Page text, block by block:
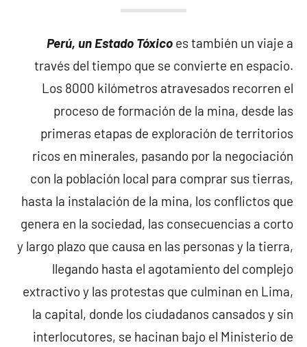
Perú, un Estado Tóxico es también un viaje a
través del tiempo que se convierte en espacio.
Los 8000 kilómetros atravesados recorren el
proceso de formación de la mina, desde las
primeras etapas de exploración de territorios
ricos en minerales, pasando por la negociación
con la población local para comprar sus tierras,
hasta la instalación de la mina, los conflictos que
genera en la sociedad, las consecuencias a corto
y largo plazo que causa en las personas y la tierra,
llegando hasta el agotamiento del complejo
extractivo y las protestas que culminan en Lima,
la capital, donde los ciudadanos cansados y sin
interlocutores, se hacinan bajo el Ministerio de